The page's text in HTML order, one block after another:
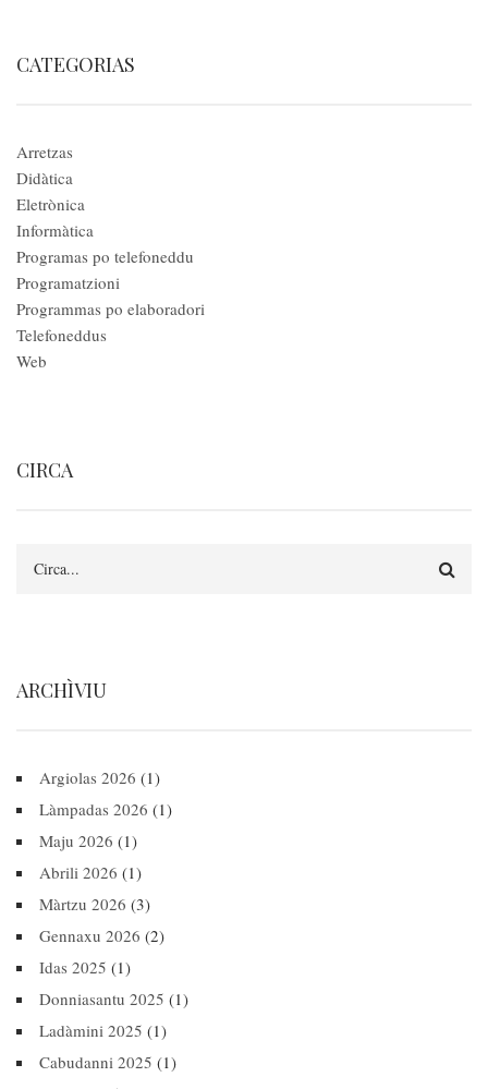
CATEGORIAS
Arretzas
Didàtica
Eletrònica
Informàtica
Programas po telefoneddu
Programatzioni
Programmas po elaboradori
Telefoneddus
Web
CIRCA
ARCHÌVIU
Argiolas 2026 (1)
Làmpadas 2026 (1)
Maju 2026 (1)
Abrili 2026 (1)
Màrtzu 2026 (3)
Gennaxu 2026 (2)
Idas 2025 (1)
Donniasantu 2025 (1)
Ladàmini 2025 (1)
Cabudanni 2025 (1)